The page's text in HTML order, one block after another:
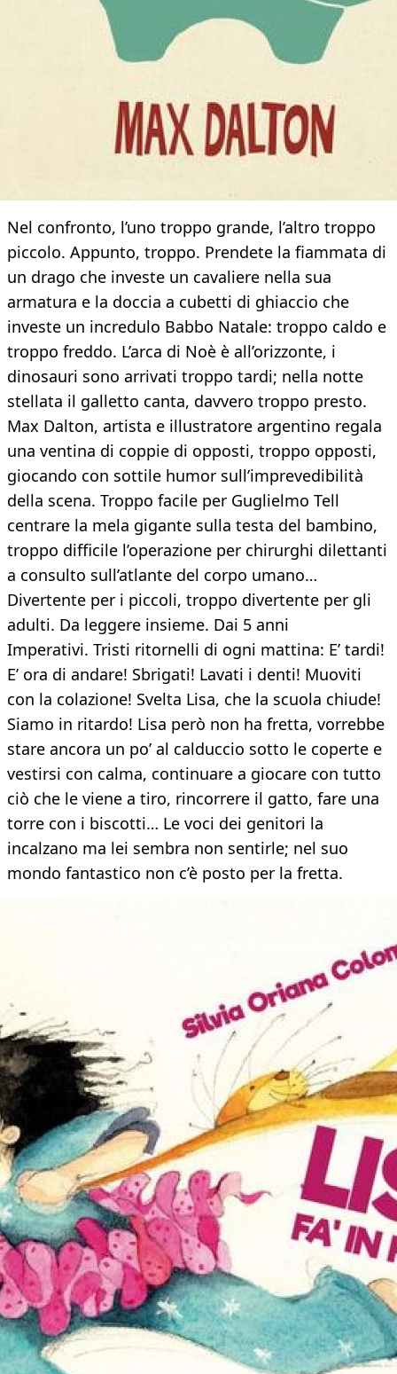
Nel confronto, l’uno troppo grande, l’altro troppo
piccolo. Appunto, troppo. Prendete la fiammata di
un drago che investe un cavaliere nella sua
armatura e la doccia a cubetti di ghiaccio che
investe un incredulo Babbo Natale: troppo caldo e
troppo freddo. L’arca di Noè è all’orizzonte, i
dinosauri sono arrivati troppo tardi; nella notte
stellata il galletto canta, davvero troppo presto.
Max Dalton, artista e illustratore argentino regala
una ventina di coppie di opposti, troppo opposti,
giocando con sottile humor sull’imprevedibilità
della scena. Troppo facile per Guglielmo Tell
centrare la mela gigante sulla testa del bambino,
troppo difficile l’operazione per chirurghi dilettanti
a consulto sull’atlante del corpo umano…
Divertente per i piccoli, troppo divertente per gli
adulti. Da leggere insieme. Dai 5 anni
Imperativi. Tristi ritornelli di ogni mattina: E’ tardi!
E’ ora di andare! Sbrigati! Lavati i denti! Muoviti
con la colazione! Svelta Lisa, che la scuola chiude!
Siamo in ritardo! Lisa però non ha fretta, vorrebbe
stare ancora un po’ al calduccio sotto le coperte e
vestirsi con calma, continuare a giocare con tutto
ciò che le viene a tiro, rincorrere il gatto, fare una
torre con i biscotti… Le voci dei genitori la
incalzano ma lei sembra non sentirle; nel suo
mondo fantastico non c’è posto per la fretta.